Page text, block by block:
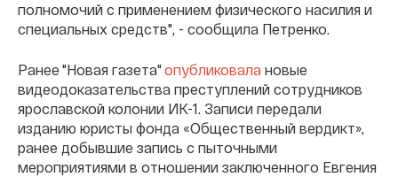
полномочий с применением физического насилия и
специальных средств", - сообщила Петренко.
Ранее "Новая газета" опубликовала новые
видеодоказательства преступлений сотрудников
ярославской колонии ИК-1. Записи передали
изданию юристы фонда «Общественный вердикт»,
ранее добывшие запись с пыточными
мероприятиями в отношении заключенного Евгения